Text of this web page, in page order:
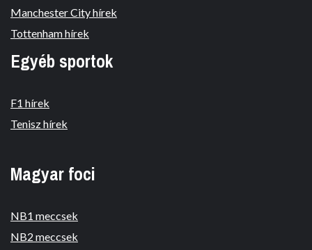
Manchester City hírek
Tottenham hírek
Egyéb sportok
F1 hírek
Tenisz hírek
Magyar foci
NB1 meccsek
NB2 meccsek